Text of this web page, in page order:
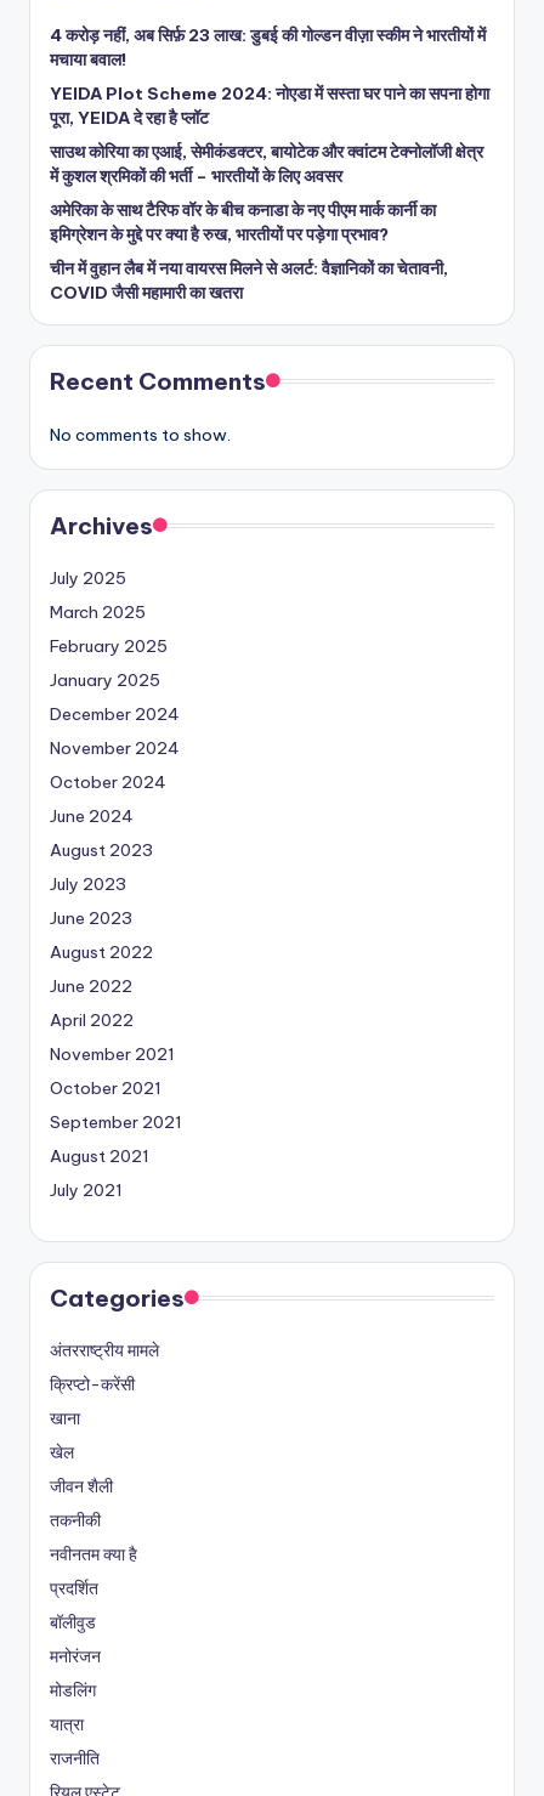
4 करोड़ नहीं, अब सिर्फ़ 23 लाख: डुबई की गोल्डन वीज़ा स्कीम ने भारतीयों में
मचाया बवाल!
YEIDA Plot Scheme 2024: नोएडा में सस्ता घर पाने का सपना होगा
पूरा, YEIDA दे रहा है प्लॉट
साउथ कोरिया का एआई, सेमीकंडक्टर, बायोटेक और क्वांटम टेक्नोलॉजी क्षेत्र
में कुशल श्रमिकों की भर्ती – भारतीयों के लिए अवसर
अमेरिका के साथ टैरिफ वॉर के बीच कनाडा के नए पीएम मार्क कार्नी का
इमिग्रेशन के मुद्दे पर क्या है रुख, भारतीयों पर पड़ेगा प्रभाव?
चीन में वुहान लैब में नया वायरस मिलने से अलर्ट: वैज्ञानिकों का चेतावनी,
COVID जैसी महामारी का खतरा
Recent Comments
No comments to show.
Archives
July 2025
March 2025
February 2025
January 2025
December 2024
November 2024
October 2024
June 2024
August 2023
July 2023
June 2023
August 2022
June 2022
April 2022
November 2021
October 2021
September 2021
August 2021
July 2021
Categories
अंतरराष्ट्रीय मामले
क्रिप्टो-करेंसी
खाना
खेल
जीवन शैली
तकनीकी
नवीनतम क्या है
प्रदर्शित
बॉलीवुड
मनोरंजन
मोडलिंग
यात्रा
राजनीति